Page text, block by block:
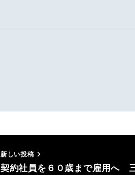
新しい投稿
契約社員を６０歳まで雇用へ